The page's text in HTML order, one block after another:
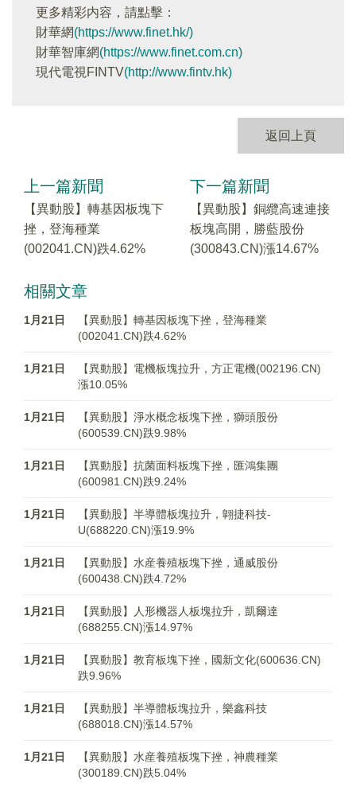
更多精彩内容，請點擊：
財華網(https://www.finet.hk/)
財華智庫網(https://www.finet.com.cn)
現代電視FINTV(http://www.fintv.hk)
返回上頁
上一篇新聞
【異動股】轉基因板塊下
挫，登海種業
(002041.CN)跌4.62%
下一篇新聞
【異動股】銅纜高速連接
板塊高開，勝藍股份
(300843.CN)漲14.67%
相關文章
1月21日
【異動股】轉基因板塊下挫，登海種業
(002041.CN)跌4.62%
1月21日
【異動股】電機板塊拉升，方正電機(002196.CN)
漲10.05%
1月21日
【異動股】淨水概念板塊下挫，獅頭股份
(600539.CN)跌9.98%
1月21日
【異動股】抗菌面料板塊下挫，匯鴻集團
(600981.CN)跌9.24%
1月21日
【異動股】半導體板塊拉升，翺捷科技-
U(688220.CN)漲19.9%
1月21日
【異動股】水産養殖板塊下挫，通威股份
(600438.CN)跌4.72%
1月21日
【異動股】人形機器人板塊拉升，凱爾達
(688255.CN)漲14.97%
1月21日
【異動股】教育板塊下挫，國新文化(600636.CN)
跌9.96%
1月21日
【異動股】半導體板塊拉升，樂鑫科技
(688018.CN)漲14.57%
1月21日
【異動股】水産養殖板塊下挫，神農種業
(300189.CN)跌5.04%